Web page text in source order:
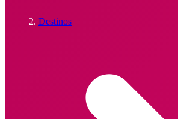
Destinos